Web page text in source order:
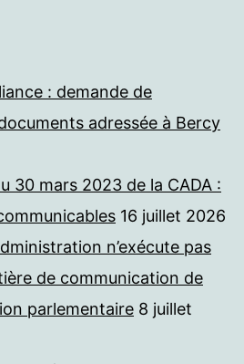
: demande de
adressée à Bercy
30 mars 2023 de la CADA :
16 juillet 2026
n’exécute pas
de communication de
parlementaire 8 juillet